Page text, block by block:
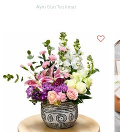
Aynı Gün Teslimat